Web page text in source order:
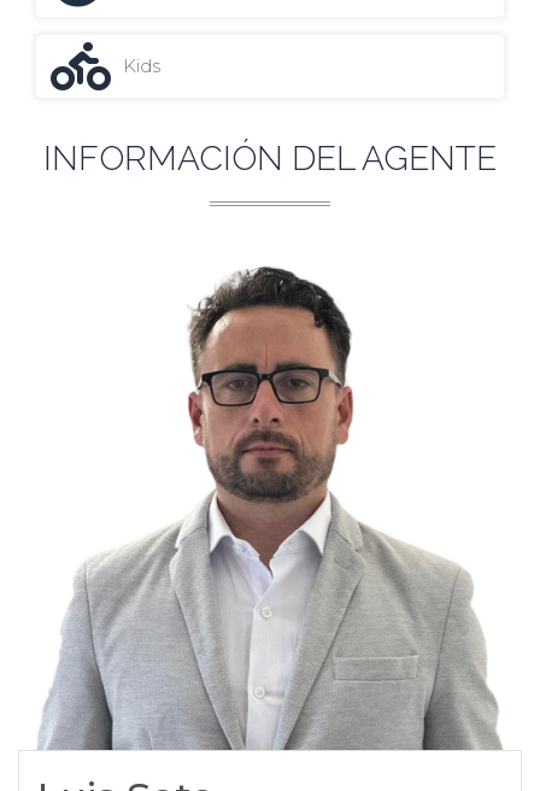
Kids
INFORMACIÓN DEL AGENTE